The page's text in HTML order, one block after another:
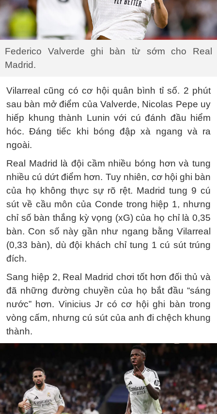
Federico Valverde ghi bàn từ sớm cho Real
Madrid.
Vilarreal cũng có cơ hội quân bình tỉ số. 2 phút
sau bàn mở điểm của Valverde, Nicolas Pepe uy
hiếp khung thành Lunin với cú đánh đầu hiểm
hóc. Đáng tiếc khi bóng đập xà ngang và ra
ngoài.
Real Madrid là đội cầm nhiều bóng hơn và tung
nhiều cú dứt điểm hơn. Tuy nhiên, cơ hội ghi bàn
của họ không thực sự rõ rệt. Madrid tung 9 cú
sút về cầu môn của Conde trong hiệp 1, nhưng
chỉ số bàn thắng kỳ vọng (xG) của họ chỉ là 0,35
bàn. Con số này gần như ngang bằng Vilarreal
(0,33 bàn), dù đội khách chỉ tung 1 cú sút trúng
đích.
Sang hiệp 2, Real Madrid chơi tốt hơn đối thủ và
đã những đường chuyền của họ bắt đầu “sáng
nước” hơn. Vinicius Jr có cơ hội ghi bàn trong
vòng cấm, nhưng cú sút của anh đi chệch khung
thành.